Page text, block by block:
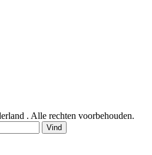
. Alle rechten voorbehouden.
Vind